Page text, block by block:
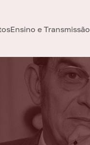
Ensino e Transmissão